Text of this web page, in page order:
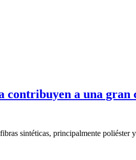
contribuyen a una
sintéticas, principalmente poliéster